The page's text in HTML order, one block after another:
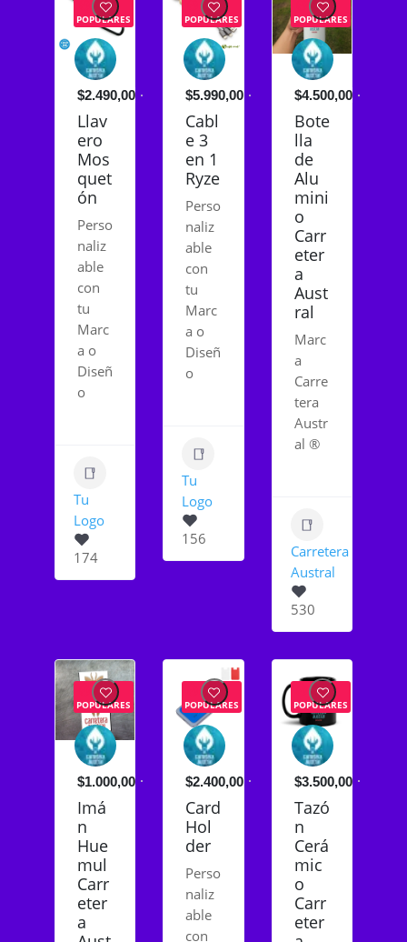
POPULARES
$2.490,00
Llav
ero
Mos
quet
ón
Perso
naliz
able
con
tu
Marc
a o
Diseñ
o
Tu
Logo
174
POPULARES
$5.990,00
Cabl
e 3
en 1
Ryze
Perso
naliz
able
con
tu
Marc
a o
Diseñ
o
Tu
Logo
156
POPULARES
$4.500,00
Bote
lla
de
Alu
mini
o
Carr
eter
a
Aust
ral
Marc
a
Carre
tera
Austr
al ®
Carretera
Austral
530
POPULARES
$1.000,00
Imá
n
Hue
mul
Carr
eter
a
POPULARES
$2.400,00
Card
Hol
der
Perso
naliz
able
con
POPULARES
$3.500,00
Tazó
n
Cerá
mic
o
Carr
eter